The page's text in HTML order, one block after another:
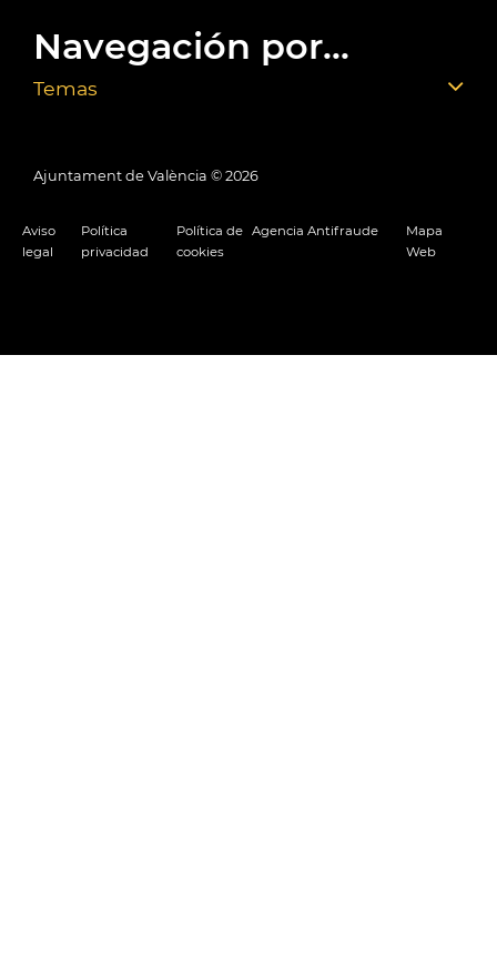
Navegación por...
Temas
Ajuntament de València © 2026
Aviso
legal
Política
privacidad
Política de
cookies
Agencia Antifraude
Mapa
Web